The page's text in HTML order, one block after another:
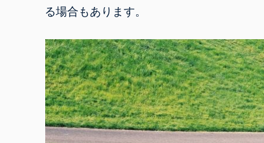
る場合もあります。